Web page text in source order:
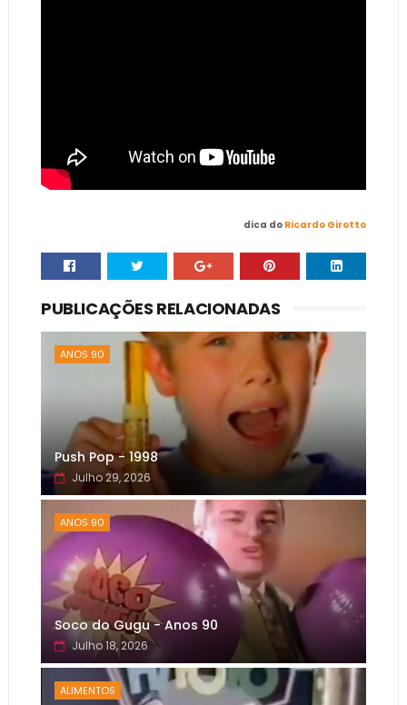
dica do Ricardo Girotto
PUBLICAÇÕES RELACIONADAS
ANOS 90
Push Pop - 1998
Julho 29, 2026
ANOS 90
Soco do Gugu - Anos 90
Julho 18, 2026
ALIMENTOS